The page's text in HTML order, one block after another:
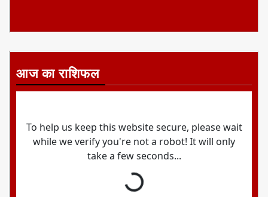
आज का राशिफल